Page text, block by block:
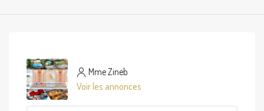
Mme Zineb
Voir les annonces